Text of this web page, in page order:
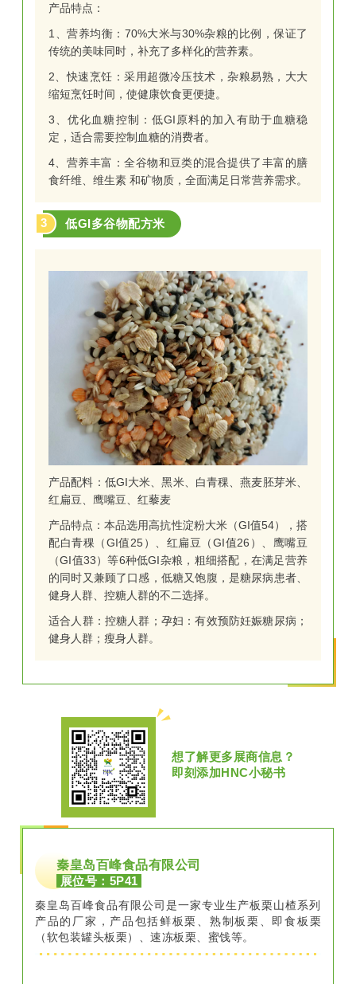
产品特点：
1、营养均衡：70%大米与30%杂粮的比例，保证了
传统的美味同时，补充了多样化的营养素。
2、快速烹饪：采用超微冷压技术，杂粮易熟，大大
缩短烹饪时间，使健康饮食更便捷。
3、优化血糖控制：低GI原料的加入有助于血糖稳
定，适合需要控制血糖的消费者。
4、营养丰富：全谷物和豆类的混合提供了丰富的膳
食纤维、维生素 和矿物质，全面满足日常营养需求。
3 低GI多谷物配方米
产品配料：低GI大米、黑米、白青稞、燕麦胚芽米、
红扁豆、鹰嘴豆、红藜麦
产品特点：本品选用高抗性淀粉大米（GI值54），搭
配白青稞（GI值25）、红扁豆（GI值26）、鹰嘴豆
（GI值33）等6种低GI杂粮，粗细搭配，在满足营养
的同时又兼顾了口感，低糖又饱腹，是糖尿病患者、
健身人群、控糖人群的不二选择。
适合人群：控糖人群； 孕妇：有效预防妊娠糖尿病；
健身人群； 瘦身人群。
想了解更多展商信息？
即刻添加HNC小秘书
秦皇岛百峰食品有限公司
展位号：5P41
秦皇岛百峰食品有限公司是一家专业生产板栗山楂系列
产品的厂家，产品包括鲜板栗、熟制板栗、即食板栗
（软包装罐头板栗）、速冻板栗、蜜饯等。